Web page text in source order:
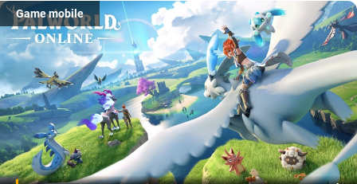
Game mobile